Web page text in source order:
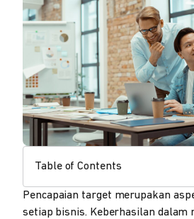
Table of Contents
Pencapaian target merupakan
setiap bisnis. Keberhasilan dalam